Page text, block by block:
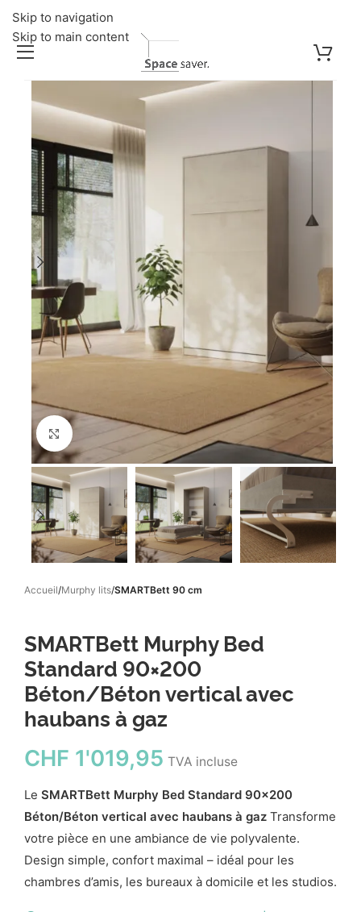
Skip to navigation
Skip to main content
Click to enlarge
Accueil Murphy lits SMARTBett 90 cm
SMARTBett Murphy Bed
Standard 90×200
Béton/Béton vertical avec
haubans à gaz
CHF 1'019,95 TVA incluse
Le SMARTBett Murphy Bed Standard 90x200
Béton/Béton vertical avec haubans à gaz Transforme
votre pièce en une ambiance de vie polyvalente.
Design simple, confort maximal – idéal pour les
chambres d’amis, les bureaux à domicile et les studios.